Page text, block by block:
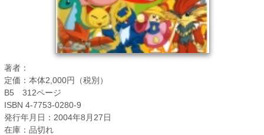
著者：
定価：本体2,000円（税別）
B5 312ページ
ISBN 4-7753-0280-9
発行年月日：2004年8月27日
在庫：品切れ